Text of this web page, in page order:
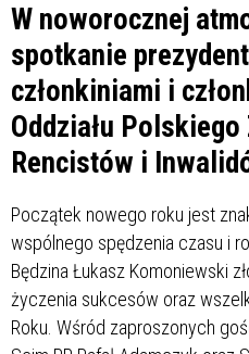
W noworocznej
spotkanie
członkiniami i
Oddziału
Rencistów i
Początek nowego roku jest
wspólnego spędzenia czasu i
Będzina Łukasz Komoniewski
życzenia sukcesów oraz
Roku. Wśród zaproszonych